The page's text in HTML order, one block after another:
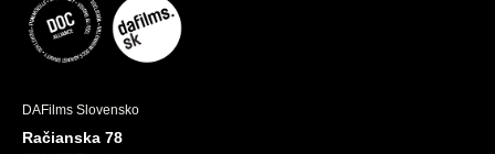
DAFilms Slovensko
Račianska 78